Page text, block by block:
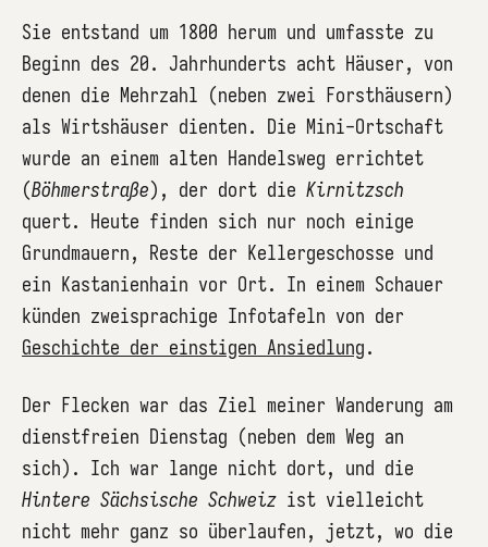
Sie entstand um 1800 herum und umfasste zu
Beginn des 20. Jahrhunderts acht Häuser, von
denen die Mehrzahl (neben zwei Forsthäusern)
als Wirtshäuser dienten. Die Mini-Ortschaft
wurde an einem alten Handelsweg errichtet
(Böhmerstraße), der dort die Kirnitzsch
quert. Heute finden sich nur noch einige
Grundmauern, Reste der Kellergeschosse und
ein Kastanienhain vor Ort. In einem Schauer
künden zweisprachige Infotafeln von der
Geschichte der einstigen Ansiedlung.
Der Flecken war das Ziel meiner Wanderung am
dienstfreien Dienstag (neben dem Weg an
sich). Ich war lange nicht dort, und die
Hintere Sächsische Schweiz ist vielleicht
nicht mehr ganz so überlaufen, jetzt, wo die